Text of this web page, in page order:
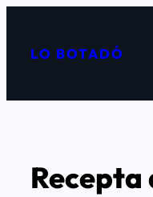
contingut
LO BOTADÓ
Recepta